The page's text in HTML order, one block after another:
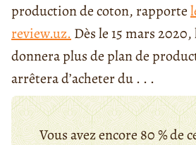
production de coton, rapporte
review.uz. Dès le 15 mars
donnera plus de plan de
arrêtera d’acheter du . . .
Vous avez encore 80 % de